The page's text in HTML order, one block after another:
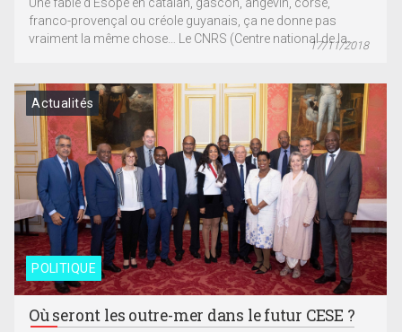
franco-provençal ou créole guyanais, ça ne donne pas
vraiment la même chose… Le CNRS (Centre national de la...
17/11/2018
POLITIQUE
Actualités
Où seront les outre-mer dans le futur CESE ?